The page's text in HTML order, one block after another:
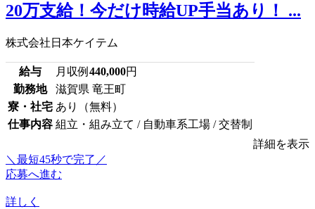
20万支給！今だけ時給UP手当あり！ ...
株式会社日本ケイテム
給与 月収例 440,000円
勤務地
滋賀県 竜王町
寮・社宅 あり（無料）
仕事内容 組立・組み立て / 自動車系工場 / 交替制
詳細を表示
＼最短45秒で完了／
応募へ進む
詳しく